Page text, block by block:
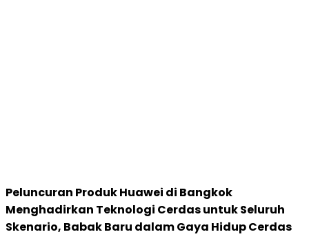
Peluncuran Produk Huawei di Bangkok
Menghadirkan Teknologi Cerdas untuk Seluruh
Skenario, Babak Baru dalam Gaya Hidup Cerdas